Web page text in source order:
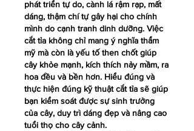
phát triển tự do, cành lá rậm rạp, mất
dáng, thậm chí tự gây hại cho chính
mình do cạnh tranh dinh dưỡng. Việc
cắt tỉa không chỉ mang ý nghĩa thẩm
mỹ mà còn là yếu tố then chốt giúp
cây khỏe mạnh, kích thích nảy mầm, ra
hoa đều và bền hơn. Hiểu đúng và
thực hiện đúng kỹ thuật cắt tỉa sẽ giúp
bạn kiểm soát được sự sinh trưởng
của cây, duy trì dáng đẹp và nâng cao
tuổi thọ cho cây cảnh.